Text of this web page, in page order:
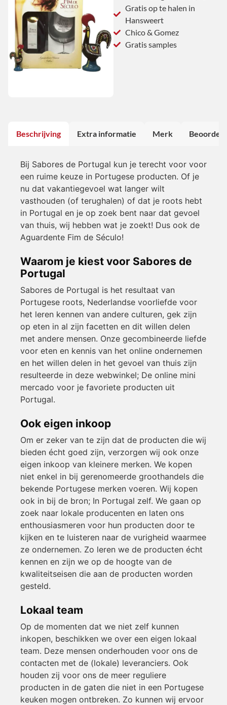
Gratis op te halen in
Hansweert
Chico & Gomez
Gratis samples
Beschrijving Extra informatie Merk
Bij Sabores de Portugal kun je terecht voor voor
een ruime keuze in Portugese producten. Of je
nu dat vakantiegevoel wat langer wilt
vasthouden (of terughalen) of dat je roots hebt
in Portugal en je op zoek bent naar dat gevoel
van thuis, wij hebben wat je zoekt! Dus ook de
Aguardente Fim de Século!
Waarom je kiest voor Sabores de
Portugal
Sabores de Portugal is het resultaat van
Portugese roots, Nederlandse voorliefde voor
het leren kennen van andere culturen, gek zijn
op eten in al zijn facetten en dit willen delen
met andere mensen. Onze gecombineerde liefde
voor eten en kennis van het online ondernemen
en het willen delen in het gevoel van thuis zijn
resulteerde in deze webwinkel; De online mini
mercado voor je favoriete producten uit
Portugal.
Ook eigen inkoop
Om er zeker van te zijn dat de producten die wij
bieden écht goed zijn, verzorgen wij ook onze
eigen inkoop van kleinere merken. We kopen
niet enkel in bij gerenomeerde groothandels die
bekende Portugese merken voeren. Wij kopen
ook in bij de bron; In Portugal zelf. We gaan op
zoek naar lokale producenten en laten ons
enthousiasmeren voor hun producten door te
kijken en te luisteren naar de vurigheid waarmee
ze ondernemen. Zo leren we de producten écht
kennen en zijn we op de hoogte van de
kwaliteitseisen die aan de producten worden
gesteld.
Lokaal team
Op de momenten dat we niet zelf kunnen
inkopen, beschikken we over een eigen lokaal
team. Deze mensen onderhouden voor ons de
contacten met de (lokale) leveranciers. Ook
houden zij voor ons de meer reguliere
producten in de gaten die niet in een Portugese
keuken mogen ontbreken. Zo kunnen wij ervoor